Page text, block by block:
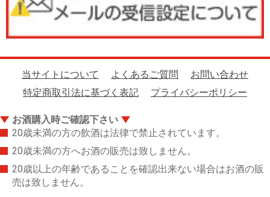
当サイトについて よくあるご質問
お問い合わせ
特定商取引法に基づく表記
プライバシーポリシー
お酒購入時ご確認下さい
20歳未満の方の飲酒は法律で禁止されています。
20歳未満の方へお酒の販売は致しません。
20歳以上の年齢であることを確認出来ない場合はお酒の販
売は致しません。